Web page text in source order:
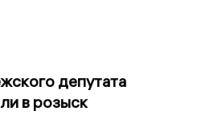
депутата
в розыск